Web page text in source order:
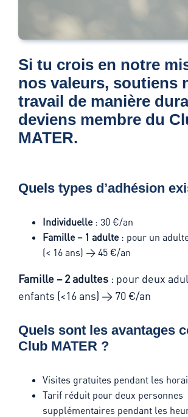
Si tu crois en notre
nos valeurs, soutiens
travail de manière
deviens membre du
MATER.
Quels types d’adhésion
Individuelle: 30 €/an
Famille – 1 adulte: pour un
(< 16 ans) → 45 €/an
Famille – 2 adultes: pour deux
enfants (<16 ans) → 70 €/an
Quels sont les avantages
Club MATER ?
Visites gratuites pendant les
Tarif réduit pour deux personnes
supplémentaires pendant les